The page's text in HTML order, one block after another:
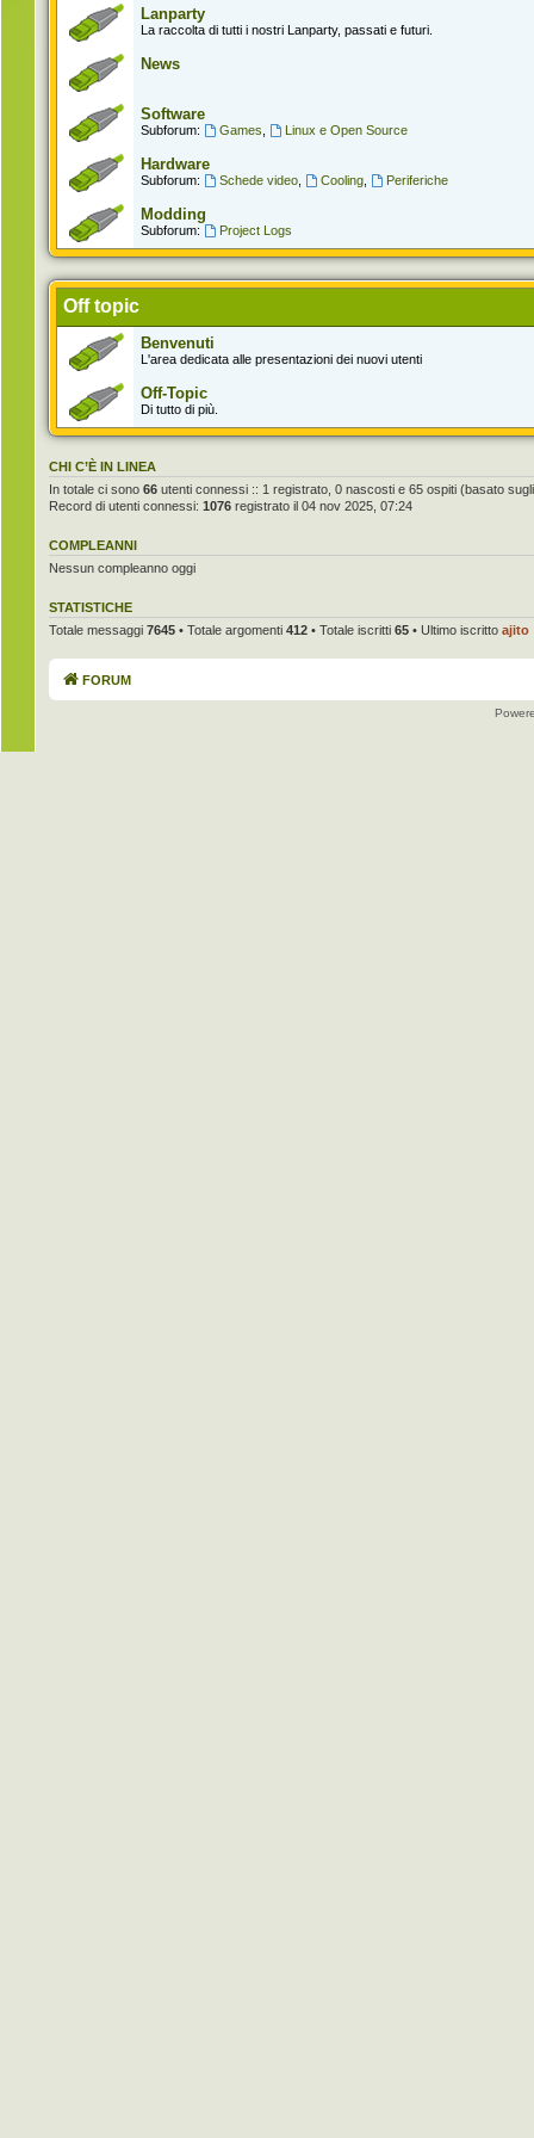
Lanparty
La raccolta di tutti i nostri Lanparty, passati e futuri.
News
Software
Subforum: Games Linux e Open Source
Hardware
Subforum: Schede video, Cooling, Periferiche
Modding
Subforum: Project Logs
Off topic
Benvenuti
L'area dedicata alle presentazioni dei nuovi utenti
Off-Topic
Di tutto di più.
CHI C’È IN LINEA
In totale ci sono 66 utenti connessi :: 1 registrato, 0 nascosti e 65 ospiti (basato
Record di utenti connessi: 1076 registrato il 04 nov 2025, 07:24
COMPLEANNI
Nessun compleanno oggi
STATISTICHE
Totale messaggi 7645 • Totale argomenti 412 • Totale iscritti 65 • Ultimo iscritto ajito
FORUM